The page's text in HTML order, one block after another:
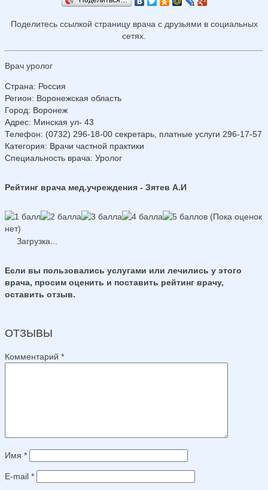
Поделитесь ссылкой страницу врача с друзьями в социальных
сетях.
Врач уролог
Страна: Россия
Регион: Воронежская область
Город: Воронеж
Адрес: Минская ул- 43
Телефон: (0732) 296-18-00 секретарь, платные услуги 296-17-57
Категория: Врачи частной практики
Специальность врача: Уролог
Рейтинг врача мед.учреждения - Зятев А.И
(Пока оценок
нет)
Загрузка...
Если вы пользовались услугами или лечились у этого
врача, просим оценить и поставить рейтинг врачу,
оставить отзыв.
ОТЗЫВЫ
Комментарий *
Имя *
E-mail *